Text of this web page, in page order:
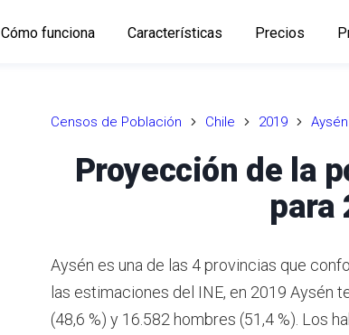
Cómo funciona Características Precios
Censos de Población Chile 2019 Aysén
Proyección de la
para
Aysén es una de las 4 provincias que
las estimaciones del INE, en 2019 Aysén
(48,6 %) y 16.582 hombres (51,4 %). Los